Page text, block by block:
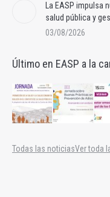
La EASP impulsa
salud pública y
03/08/2026
Último en EASP a la
Todas las noticiasVer toda